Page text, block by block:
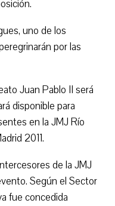
uno de los
por las
Juan Pablo II será
disponible para
en la JMJ Río
2011.
de la JMJ
Según el Sector
fue concedida